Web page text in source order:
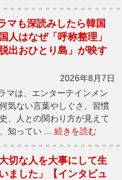
マも深読みしたら韓国
人はなぜ「呼称整理」
出おひとり島」が映す
2026年8月7日
マは、エンターテインメン
気ない言葉やしぐさ、習慣
、人との関わり方が見えて
知ってい … 続きを読む
切な人を大事にして生
ました」【インタビュ